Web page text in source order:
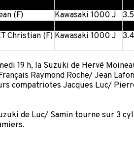
(F) Kawasaki 1000 J
Christian (F) Kawasaki 1000 J
19 h, la Suzuki de Hervé
Raymond Roche/ Jean
compatriotes Jacques Luc/
de Luc/ Samin tourne sur 3